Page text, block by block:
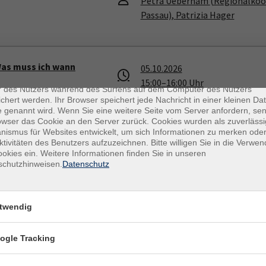
Passau)​, Patrizia Hager
muss ich wann
05.10.2026
15:00–16:00 Uhr
Passau, Heiliggeiststrasse 3,
DONUM VITAE in Bayern e.V.
sind kleine Datenmengen, die von einer Website gesendet und vom
des Nutzers während des Surfens auf dem Computer des Nutzers
werden. Ihr Browser speichert jede Nachricht in einer kleinen
genannt wird. Wenn Sie eine weitere Seite vom Server anfordern,
das Cookie an den Server zurück. Cookies wurden als
für Websites entwickelt, um sich Informationen zu merken
des Benutzers aufzuzeichnen. Bitte willigen Sie in die
ein. Weitere Informationen finden Sie in unseren
Datenschutz
Tracking